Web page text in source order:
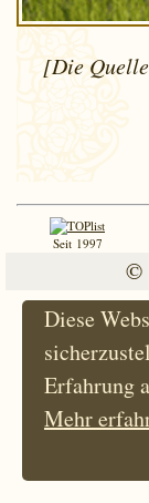
[Die
Seit 1997
©
Diese
Erfahrung
Mehr